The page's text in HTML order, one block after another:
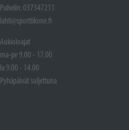
Puhelin: 037347211
lahti@sporttikone.fi
Aukioloajat
ma-pe 9.00 - 17.00
la 9.00 - 14.00
Pyhäpäivät suljettuna